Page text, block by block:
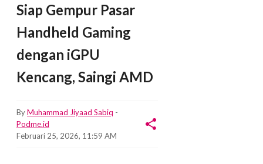
Siap Gempur Pasar
Handheld Gaming
dengan iGPU
Kencang, Saingi AMD
ByMuhammad Jiyaad Sabiq -
Podme.id
Februari 25, 2026, 11:59 AM